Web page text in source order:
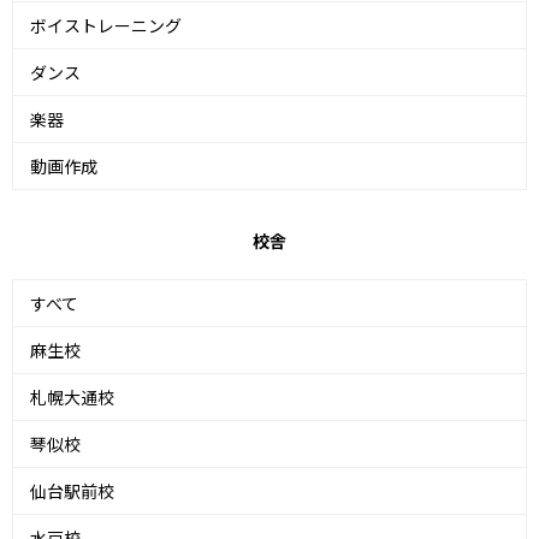
ボイストレーニング
ダンス
楽器
動画作成
校舎
すべて
麻生校
札幌大通校
琴似校
仙台駅前校